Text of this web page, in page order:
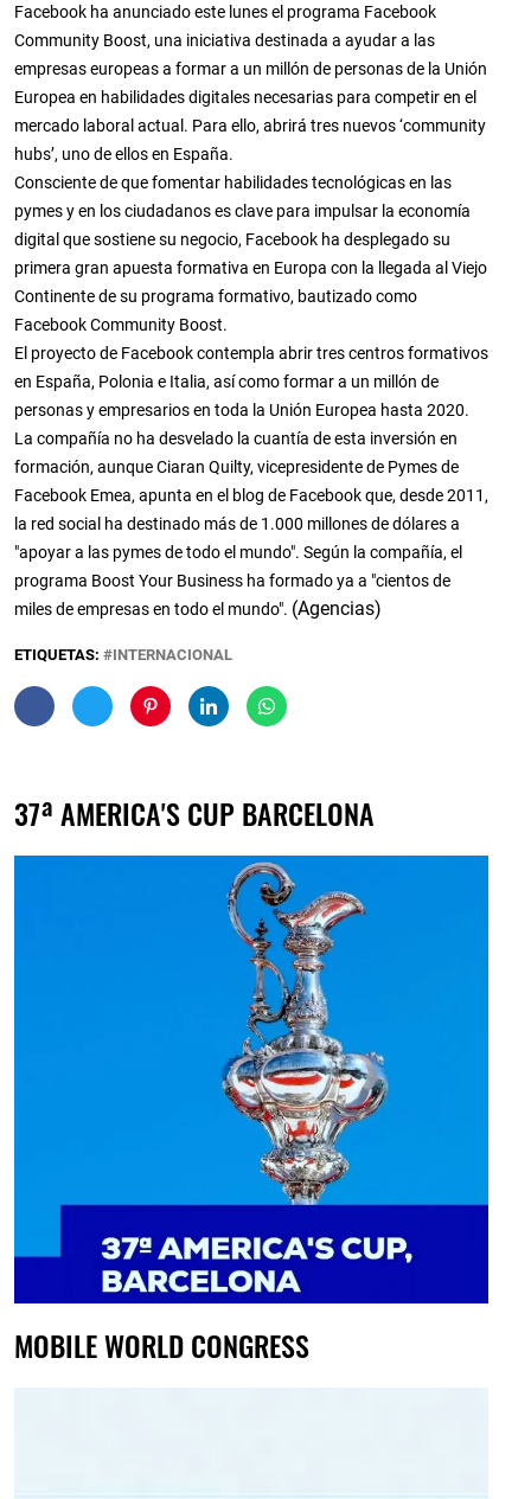
Facebook ha anunciado este lunes el programa Facebook
Community Boost, una iniciativa destinada a ayudar a las
empresas europeas a formar a un millón de personas de la Unión
Europea en habilidades digitales necesarias para competir en el
mercado laboral actual. Para ello, abrirá tres nuevos ‘community
hubs’, uno de ellos en España.
Consciente de que fomentar habilidades tecnológicas en las
pymes y en los ciudadanos es clave para impulsar la economía
digital que sostiene su negocio, Facebook ha desplegado su
primera gran apuesta formativa en Europa con la llegada al Viejo
Continente de su programa formativo, bautizado como
Facebook Community Boost.
El proyecto de Facebook contempla abrir tres centros formativos
en España, Polonia e Italia, así como formar a un millón de
personas y empresarios en toda la Unión Europea hasta 2020.
La compañía no ha desvelado la cuantía de esta inversión en
formación, aunque Ciaran Quilty, vicepresidente de Pymes de
Facebook Emea, apunta en el blog de Facebook que, desde 2011,
la red social ha destinado más de 1.000 millones de dólares a
"apoyar a las pymes de todo el mundo". Según la compañía, el
programa Boost Your Business ha formado ya a "cientos de
miles de empresas en todo el mundo". (Agencias)
ETIQUETAS: INTERNACIONAL
37ª AMERICA'S CUP BARCELONA
MOBILE WORLD CONGRESS